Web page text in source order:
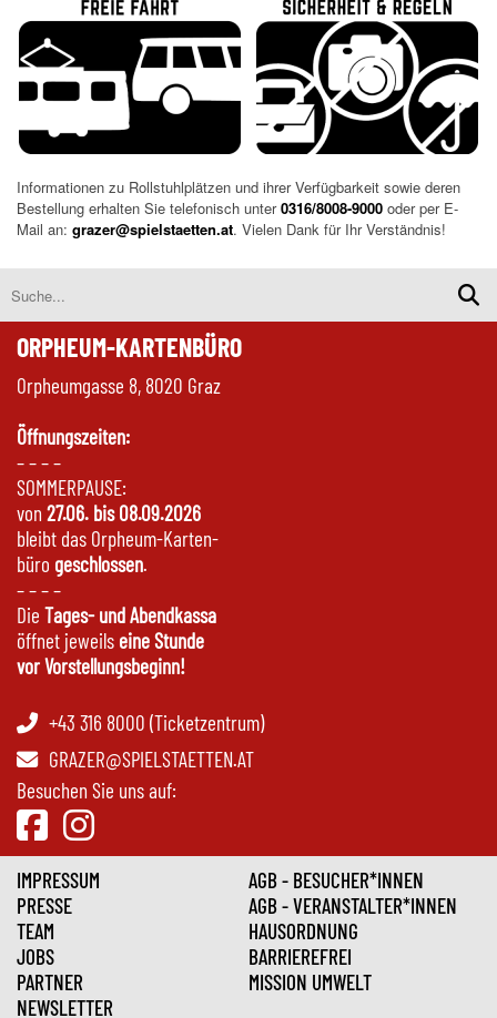
Informationen zu Rollstuhlplätzen und ihrer Verfügbarkeit sowie deren
Bestellung erhalten Sie telefonisch unter0316/8008-9000 oder per E-
Mail an: grazer@spielstaetten.at. Vielen Dank für Ihr Verständnis!
ORPHEUM-KARTENBÜRO
Orpheumgasse 8, 8020 Graz
Öffnungszeiten:
– – – –
SOMMERPAUSE:
von 27.06. bis 08.09.2026
bleibt das Orpheum-Karten-
büro geschlossen.
– – – –
Die Tages- und Abendkassa
öffnet jeweils eine Stunde
vor Vorstellungsbeginn!
+43 316 8000 (Ticketzentrum)
GRAZER@SPIELSTAETTEN.AT
Besuchen Sie uns auf:
IMPRESSUM
PRESSE
TEAM
JOBS
PARTNER
NEWSLETTER
AGB - BESUCHER*INNEN
AGB - VERANSTALTER*INNEN
HAUSORDNUNG
BARRIEREFREI
MISSION UMWELT